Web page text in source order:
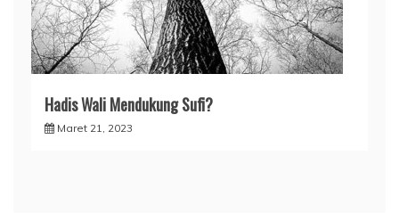
Hadis Wali Mendukung Sufi?
Maret 21, 2023